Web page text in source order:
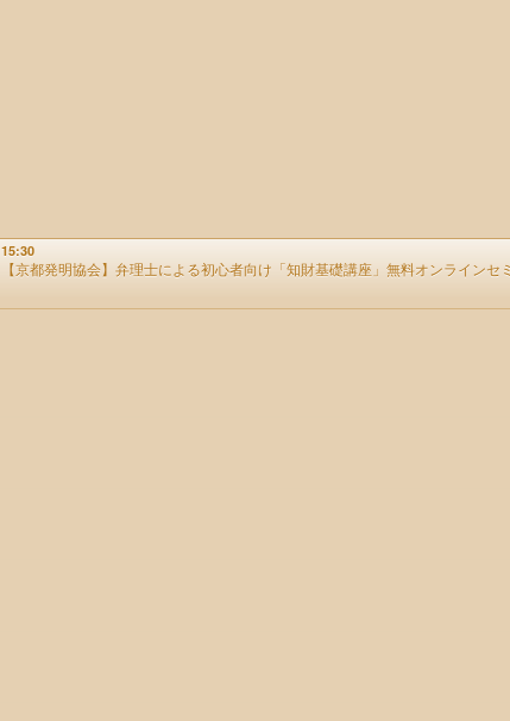
15:30
【京都発明協会】弁理士による初心者向け「知財基礎講座」無料オンライン